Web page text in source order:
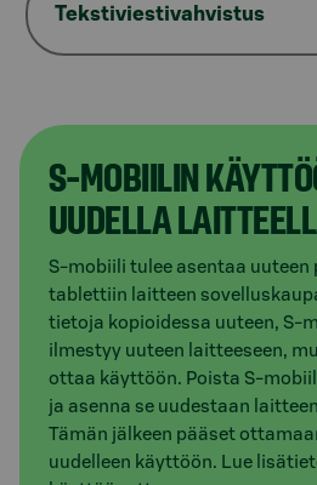
Tekstiviestivahvistus
S-MOBIILIN
UUDELLA
S-mobiili tulee asentaa uuteen
tablettiin laitteen
tietoja kopioidessa uuteen, S-
ilmestyy uuteen laitteeseen,
ottaa käyttöön. Poista S-
ja asenna se uudestaan
Tämän jälkeen pääset
uudelleen käyttöön. Lue